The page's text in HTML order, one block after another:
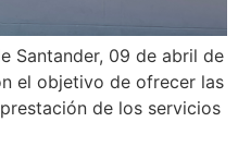
Santander, 09 de abril de
el objetivo de ofrecer las
de los servicios